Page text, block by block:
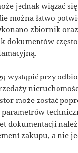
jednak wiązać
można łatwo
zbiornik
dokumentów
wystąpić przy
może zostać
dokumentacji
zakupu, a nie